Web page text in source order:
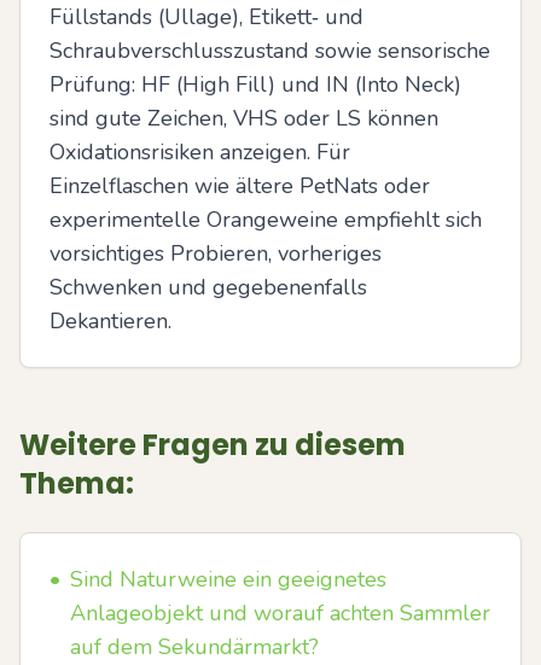
Füllstands (Ullage), Etikett‑ und
Schraubverschlusszustand sowie sensorische
Prüfung: HF (High Fill) und IN (Into Neck)
sind gute Zeichen, VHS oder LS können
Oxidationsrisiken anzeigen. Für
Einzelflaschen wie ältere PetNats oder
experimentelle Orangeweine empfiehlt sich
vorsichtiges Probieren, vorheriges
Schwenken und gegebenenfalls
Dekantieren.
Weitere Fragen zu diesem
Thema:
• Sind Naturweine ein geeignetes
Anlageobjekt und worauf achten Sammler
auf dem Sekundärmarkt?